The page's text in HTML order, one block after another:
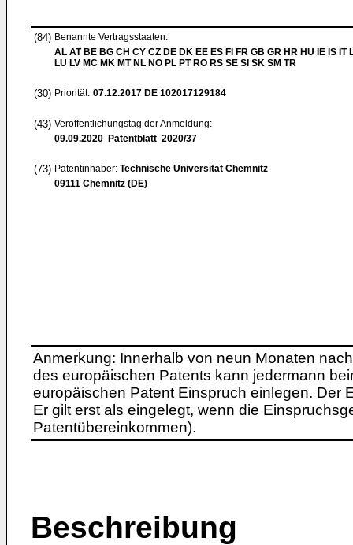
(84) Benannte Vertragsstaaten:
AL AT BE BG CH CY CZ DE DK EE ES FI FR GB GR HR HU IE IS IT
LU LV MC MK MT NL NO PL PT RO RS SE SI SK SM TR
(30) Priorität: 07.12.2017 DE 102017129184
(43) Veröffentlichungstag der Anmeldung:
09.09.2020 Patentblatt 2020/37
(73) Patentinhaber: Technische Universität Chemnitz
09111 Chemnitz (DE)
Anmerkung: Innerhalb von neun Monaten
des europäischen Patents kann jedermann
europäischen Patent Einspruch einlegen. Der
Er gilt erst als eingelegt, wenn die
Patentübereinkommen).
Beschreibung